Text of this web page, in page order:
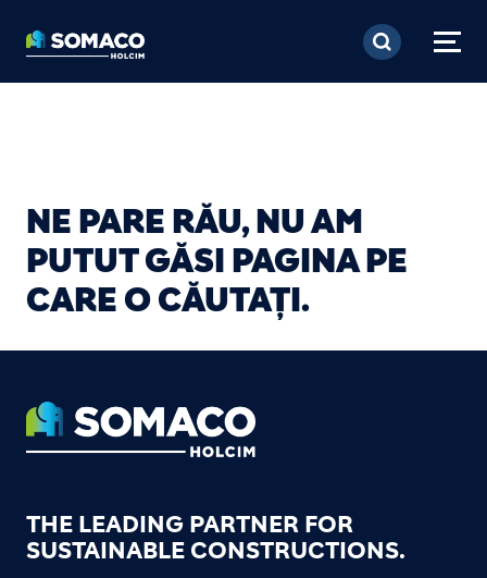
Mergi la conţinutul
NE PARE RĂU, NU AM
PUTUT GĂSI PAGINA PE
CARE O CĂUTAȚI.
Footer
THE LEADING PARTNER FOR
SUSTAINABLE CONSTRUCTIONS.